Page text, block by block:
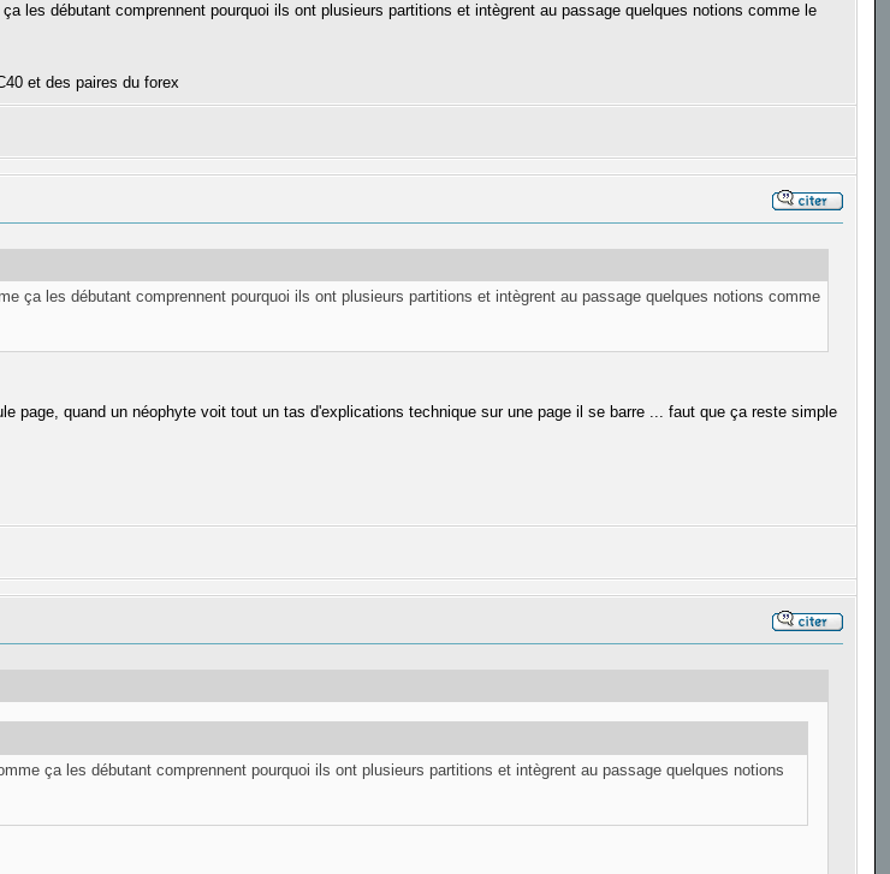
les débutant comprennent pourquoi ils ont plusieurs partitions et intègrent au passage quelques notions comme le
et des paires du forex
ça les débutant comprennent pourquoi ils ont plusieurs partitions et intègrent au passage quelques notions comme
page, quand un néophyte voit tout un tas d'explications technique sur une page il se barre ... faut que ça reste simple
ça les débutant comprennent pourquoi ils ont plusieurs partitions et intègrent au passage quelques notions